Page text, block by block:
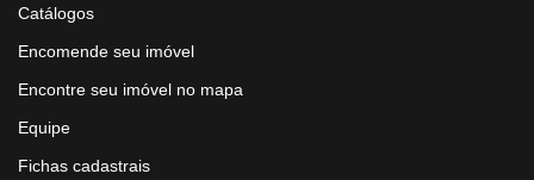
Catálogos
Encomende seu imóvel
Encontre seu imóvel no mapa
Equipe
Fichas cadastrais